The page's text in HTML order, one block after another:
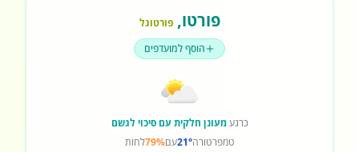
פורטו,פורטוגל
הוסף למועדפים
כרגעמעונן חלקית עם סיכוי לגשם
טמפרטורה21°עם79%לחות